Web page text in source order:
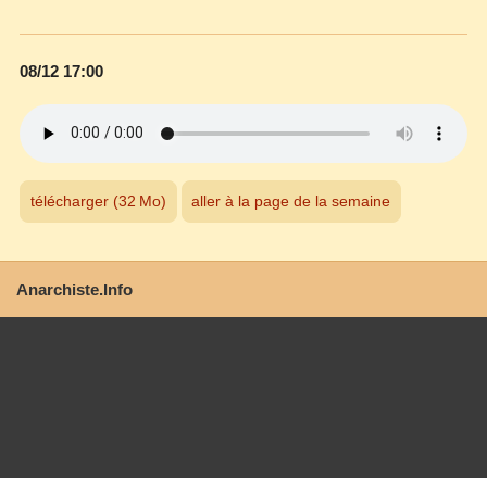
08/12 17:00
télécharger (32 Mo) aller à la page de la semaine
Anarchiste.Info